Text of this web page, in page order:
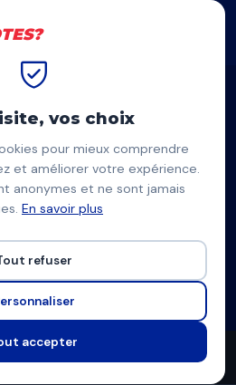
VOTES?
CS
Sayah
National
couverts6candidats en lice
vos choix
pour mieux comprendre
et améliorer votre expérience.
anonymes et ne sont jamais
En savoir plus
refuser
accepter